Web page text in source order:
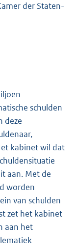
der Staten-
schulden
deze
kabinet wil dat
aan. Met de
worden
van schulden
zet het kabinet
aan het